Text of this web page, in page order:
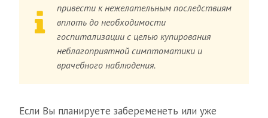
привести к нежелательным последствиям
вплоть до необходимости
госпитализации с целью купирования
неблагоприятной симптоматики и
врачебного наблюдения.
Если Вы планируете забеременеть или уже